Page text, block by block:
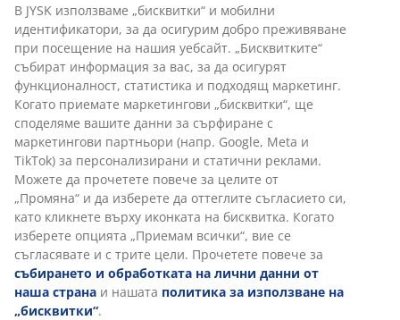
В JYSK използваме „бисквитки“ и мобилни
идентификатори, за да осигурим добро преживяване
при посещение на нашия уебсайт. „Бисквитките“
събират информация за вас, за да осигурят
функционалност, статистика и подходящ маркетинг.
Когато приемате маркетингови „бисквитки“, ще
споделяме вашите данни за сърфиране с
маркетингови партньори (напр. Google, Meta и
TikTok) за персонализирани и статични реклами.
Можете да прочетете повече за целите от
„Промяна“ и да изберете да оттеглите съгласието си,
като кликнете върху иконката на бисквитка. Когато
изберете опцията „Приемам всички“, вие се
съгласявате и с трите цели. Прочетете повече за
събирането и обработката на лични данни от
наша страна и нашата политика за използване на
„бисквитки“.